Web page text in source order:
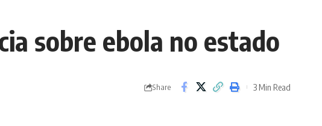
sobre ebola no estado
Share 3 Min Read